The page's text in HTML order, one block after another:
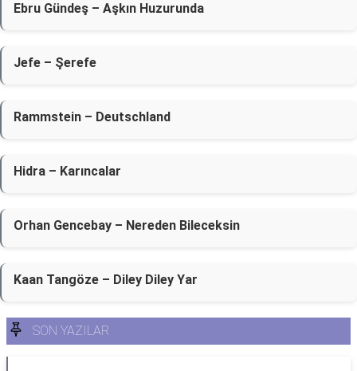
Ebru Gündeş – Aşkın Huzurunda
Jefe – Şerefe
Rammstein – Deutschland
Hidra – Karıncalar
Orhan Gencebay – Nereden Bileceksin
Kaan Tangöze – Diley Diley Yar
SON YAZILAR